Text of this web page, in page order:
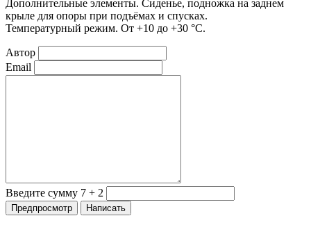
Дополнительные элементы. Сиденье, подножка на заднем
крыле для опоры при подъёмах и спусках.
Температурный режим. От +10 до +30 °C.
Автор
Email
Введите сумму 7 + 2